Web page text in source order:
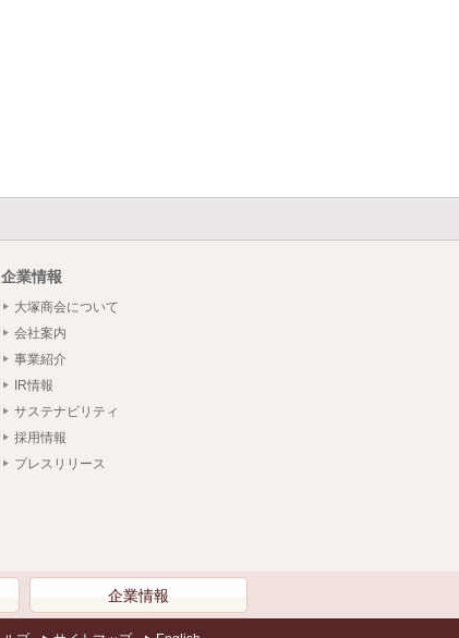
企業情報
大塚商会について
会社案内
事業紹介
IR情報
サステナビリティ
採用情報
プレスリリース
企業情報